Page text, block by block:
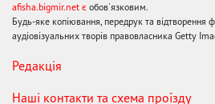
afisha.bigmir.net є обов'язковим.
Будь-яке копіювання, передрук та відтворення
аудіовізуальних творів правовласника Getty
Редакція
Наші контакти та схема проїзду